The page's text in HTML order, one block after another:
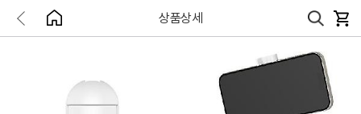
상품상세